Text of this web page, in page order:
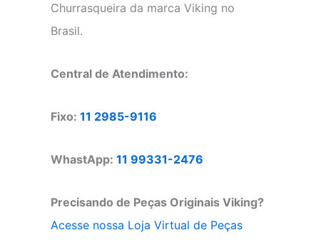
Churrasqueira da marca Viking no
Brasil.
Central de Atendimento:
Fixo: 11 2985-9116
WhastApp: 11 99331-2476
Precisando de Peças Originais Viking?
Acesse nossa Loja Virtual de Peças